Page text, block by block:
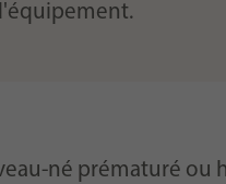
né prématuré ou